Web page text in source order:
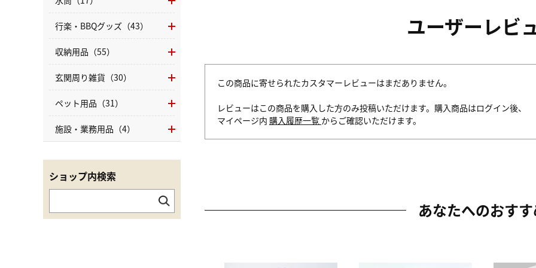
ユーザーレビ
この商品に寄せられたカスタマーレビューはまだありません。
レビューはこの商品を購入した方のみ投稿いただけます。購入商品はログイン後、
マイページ内 購入履歴一覧 からご確認いただけます。
あなたへのおす
行楽・BBQグッズ（43）
収納用品（55）
玄関周り雑貨（30）
ペット用品（31）
施設・業務用品（4）
ショップ内検索